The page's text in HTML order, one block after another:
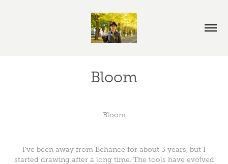
Bloom
Bloom
I've been away from Behance for about 3 years, but I
started drawing after a long time. The tools have evolved